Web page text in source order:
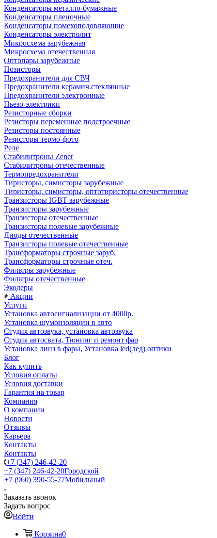
Конденсаторы металло-бумажные
Конденсаторы пленочные
Конденсаторы помехоподовляющие
Конденсаторы электролит
Микросхема зарубежная
Микросхема отечественная
Оптопары зарубежные
Позисторы
Предохранители для СВЧ
Предохранители керамич.стеклянные
Предохранители электронные
Пьезо-электрики
Резисторные сборки
Резисторы переменные подстроечные
Резисторы постоянные
Резисторы термо-фото
Реле
Стабилитроны Zener
Стабилитроны отечественные
Термопредохранители
Тиристоры, симисторы зарубежные
Тиристоры, симисторы, оптотиристоры отечественные
Транзисторы IGBT зарубежные
Транзисторы зарубежные
Транзисторы отечественные
Транзисторы полевые зарубежные
Диоды отечественные
Транзисторы полевые отечественные
Трансформаторы строчные заруб.
Трансформаторы строчные отеч.
Фильтры зарубежные
Фильтры отечественные
Экодеры
Акции
Услуги
Установка автосигнализации от 4000р.
Установка шумоизоляции в авто
Студия автозвука, установка автозвука
Студия автосвета, Тюнинг и ремонт фар
Установка линз в фары, Установка led(лед) оптики
Блог
Как купить
Условия оплаты
Условия доставки
Гарантия на товар
Компания
О компании
Новости
Отзывы
Карьера
Контакты
Контакты
+7 (347) 246-42-20
+7 (347) 246-42-20Городской
+7 (960) 390-55-77Мобильный
Заказать звонок
Задать вопрос
Войти
Корзина0